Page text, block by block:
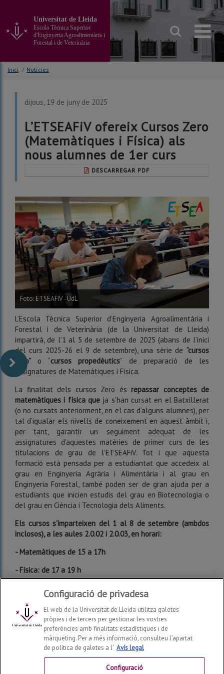
contingut
principal
pàgina
Universitat de Lleida
Escola Tècnica Superior
d'Enginyeria Agroalimentària i
Forestal i de Veterinària
Inici / Notícies
dijous, 19 de juny de 2025
L’ETSEAFiV ofereix Cursos Zero
(Matemàtiques i Física) als
nous alumnes de 1er curs
DESCARREGAR PDF
Foto: ETSEAFIV - UdL
L’Escola Tècnica Superior d’Enginyeria Agroalimentària i
Forestal i de Veterinària (de la Universitat de Lleida)
impartirà, de l’1 al 5 de setembre de 2025 (abans de l’inici
del curs 2025-26 el 9 de setembre), una sèrie de “cursos
zero” o “cursos propedèutics” de preparació de les
assignatures de Matemàtiques i Física.
La finalitat dels cursos Zero és repassar conceptes de
matemàtiques i física que ja s’han cursat en el Batxillerat
(o no cursats anteriorment, en el cas d’alguns alumnes), per
tal d’igualar els nivells de coneixement en aquest àmbit i,
per tant, garantir un seguiment adequat de les
assignatures d'aquestes matèries de primer curs de les
titulacions de grau de l’ETSEAFiV. Tot i que aquesta
formació està pensada per a estudiantat que accedeix al
grau en Enginyeria Agrària i Alimentària i al grau en
Enginyeria Forestal, també poden ser de gran ajuda per a
estudiants que inicien estudis del grau en Biotecnologia o
del grau en Ciència i Tecnologia dels Aliments.
Els cursos s'imparteixen del 1 al 8 de setembre (ambdos
inclosos), a les aules 2.0.02 i 2.0.03, en horari:
- Matemàtiques de 15 a 17h
- Física: de 17 a 19 h
Enllaç al full informatiu i la matrícula
Escola Tècnica Superior d'Enginyeria Agroalimentària i
2026 © | Telf: +34 973 70 25 00
Configuració de privadesa
El web de la Universitat de Lleida utilitza galetes
pròpies i de tercers per gestionar les vostres
preferències amb finalitats estadístiques i de
màrqueting. Per a més informació, consulteu l’apartat
de política de galetes a l' Avís legal
Configuració